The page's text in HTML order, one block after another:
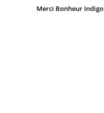
Merci Bonheur Indigo